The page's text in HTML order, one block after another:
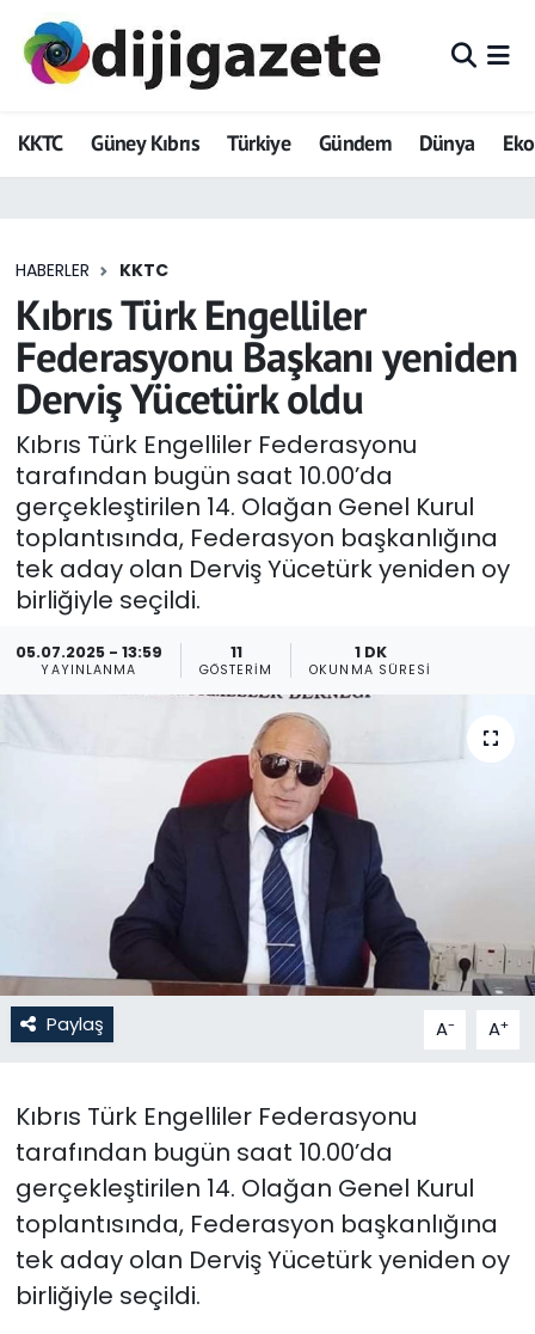
KKTC Güney Kıbrıs Türkiye Gündem Dünya
HABERLER KKTC
Kıbrıs Türk Engelliler
Federasyonu Başkanı yeniden
Derviş Yücetürk oldu
Kıbrıs Türk Engelliler Federasyonu
tarafından bugün saat 10.00’da
gerçekleştirilen 14. Olağan Genel Kurul
toplantısında, Federasyon başkanlığına
tek aday olan Derviş Yücetürk yeniden oy
birliğiyle seçildi.
05.07.2025 - 13:59
YAYINLANMA
11
GÖSTERIM
1 DK
OKUNMA SÜRESI
Paylaş A- A+
Kıbrıs Türk Engelliler Federasyonu
tarafından bugün saat 10.00’da
gerçekleştirilen 14. Olağan Genel Kurul
toplantısında, Federasyon başkanlığına
tek aday olan Derviş Yücetürk yeniden oy
birliğiyle seçildi.
ADVERTORIAL
Dijigazete
Eğitim
Ekonomi
Foto Galeri
GEZİ
Güncel
Gündem
KKTC
KKTC YEREL SEÇİM 2018
Kültür Sanat
Magazin
Nöbetçi Eczaneler
Otomobil Dünyası
SAĞLIK
Spor
Teknoloji
TÜRKiYE
Hava Durumu
Trafik Durumu
Tüm Manşetler
Son Dakika Haberleri
Haber Arşivi